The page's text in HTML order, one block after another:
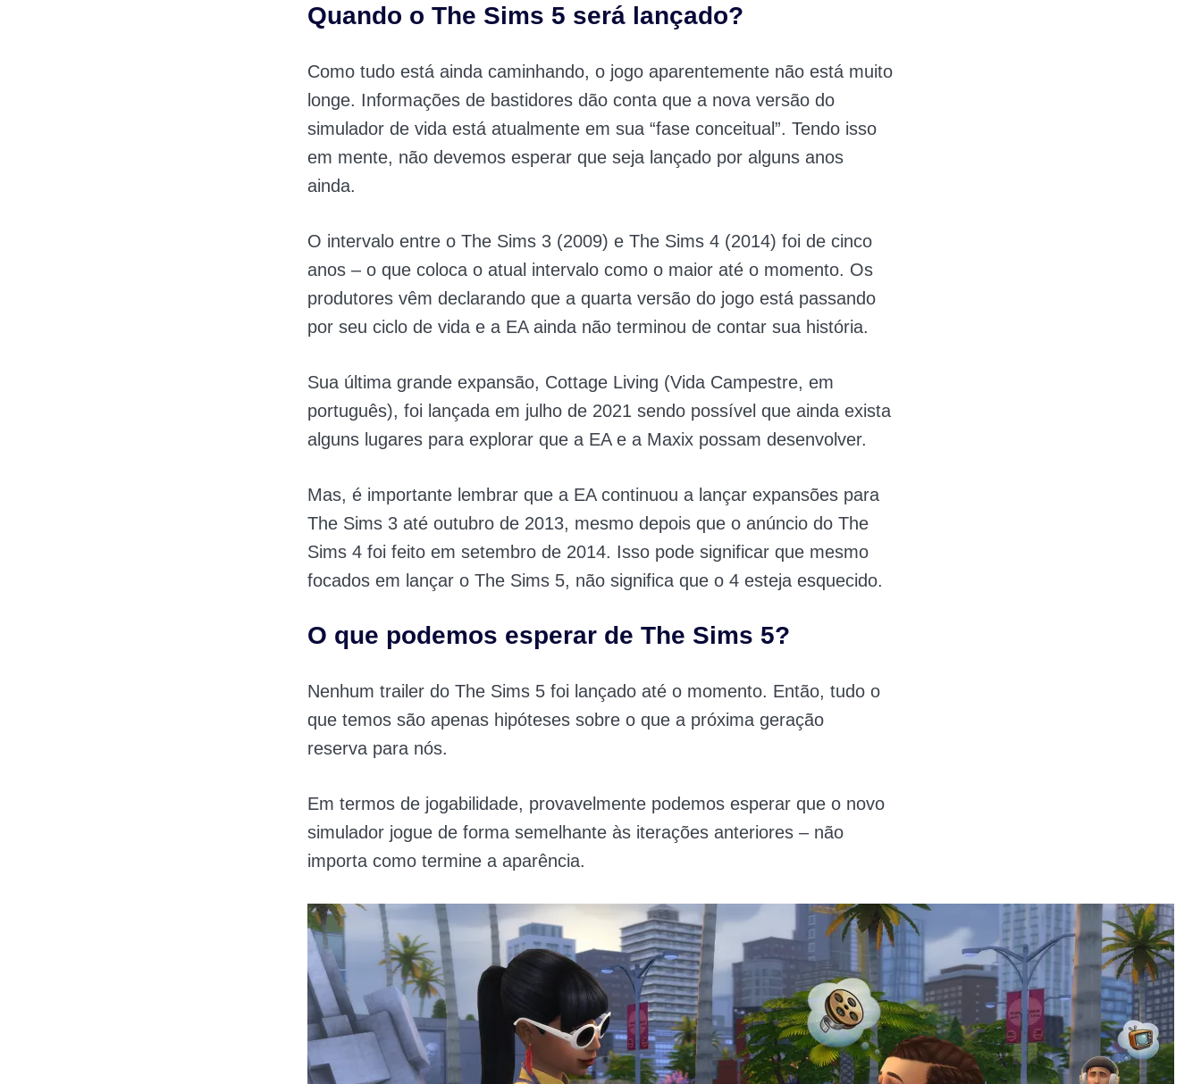
Quando o The Sims 5 será lançado?
Como tudo está ainda caminhando, o jogo aparentemente não está muito
longe. Informações de bastidores dão conta que a nova versão do
simulador de vida está atualmente em sua “fase conceitual”. Tendo isso
em mente, não devemos esperar que seja lançado por alguns anos
ainda.
O intervalo entre o The Sims 3 (2009) e The Sims 4 (2014) foi de cinco
anos – o que coloca o atual intervalo como o maior até o momento. Os
produtores vêm declarando que a quarta versão do jogo está passando
por seu ciclo de vida e a EA ainda não terminou de contar sua história.
Sua última grande expansão, Cottage Living (Vida Campestre, em
português), foi lançada em julho de 2021 sendo possível que ainda exista
alguns lugares para explorar que a EA e a Maxix possam desenvolver.
Mas, é importante lembrar que a EA continuou a lançar expansões para
The Sims 3 até outubro de 2013, mesmo depois que o anúncio do The
Sims 4 foi feito em setembro de 2014. Isso pode significar que mesmo
focados em lançar o The Sims 5, não significa que o 4 esteja esquecido.
O que podemos esperar de The Sims 5?
Nenhum trailer do The Sims 5 foi lançado até o momento. Então, tudo o
que temos são apenas hipóteses sobre o que a próxima geração
reserva para nós.
Em termos de jogabilidade, provavelmente podemos esperar que o novo
simulador jogue de forma semelhante às iterações anteriores – não
importa como termine a aparência.